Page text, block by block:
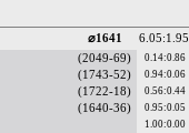
⌀1641
6.05:1.95
(2049-69) 0.14:0.86
(1743-52) 0.94:0.06
(1722-18) 0.56:0.44
(1640-36) 0.95:0.05
1.00:0.00